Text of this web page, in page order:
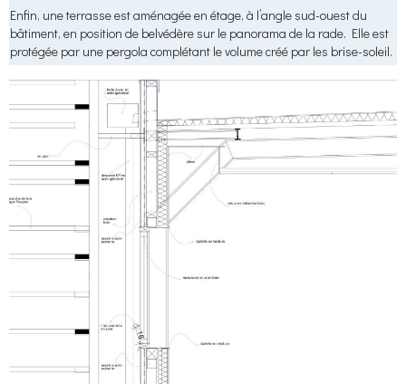
Enfin, une terrasse est aménagée en étage, à l’angle sud-ouest du
bâtiment, en position de belvédère sur le panorama de la rade. Elle est
protégée par une pergola complétant le volume créé par les brise-soleil.